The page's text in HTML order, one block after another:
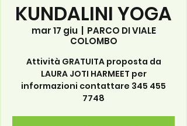
KUNDALINI YOGA
mar 17 giu
  |
PARCO DI VIALE
COLOMBO
Attività GRATUITA proposta da
LAURA JOTI HARMEET per
informazioni contattare 345 455
7748